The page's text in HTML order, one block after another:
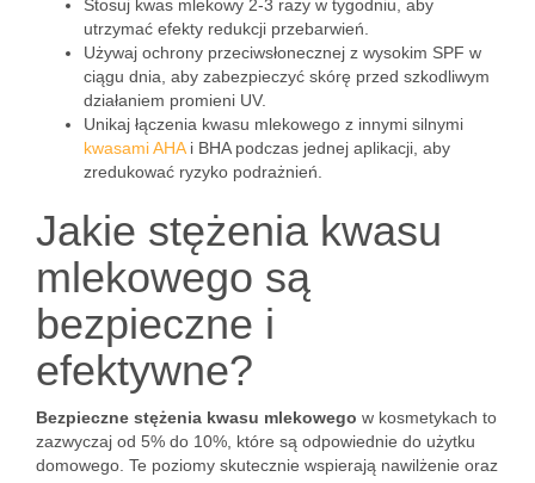
Stosuj kwas mlekowy 2-3 razy w tygodniu, aby
utrzymać efekty redukcji przebarwień.
Używaj ochrony przeciwsłonecznej z wysokim SPF w
ciągu dnia, aby zabezpieczyć skórę przed szkodliwym
działaniem promieni UV.
Unikaj łączenia kwasu mlekowego z innymi silnymi
kwasami AHAi BHA podczas jednej aplikacji, aby
zredukować ryzyko podrażnień.
Jakie stężenia kwasu
mlekowego są
bezpieczne i
efektywne?
Bezpieczne stężenia kwasu mlekowego w kosmetykach to
zazwyczaj od 5% do 10%, które są odpowiednie do użytku
domowego. Te poziomy skutecznie wspierają nawilżenie oraz